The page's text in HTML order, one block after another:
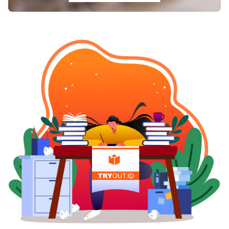
karakter.Sebagai kesimpulan, program Cerdas
memperkuat pendidikan karakter dalam
ekosistem belajar anak Indonesia. Dengan fokus
yang seimbang antara kecerdasan akademis dan
karakter mulia, generasi Pelajar Pancasila yang
unggul, berintegritas, dan siap menghadapi
tantangan zaman dapat diwujudkan. Dengan
partisipasi aktif seluruh pemangku kepentingan
(orang tua, guru, masyarakat, pemerintah
daerah), maka visi generasi cerdas berkarakter
bukan sekadar gagasan tetapi dapat menjadi
kenyataan.